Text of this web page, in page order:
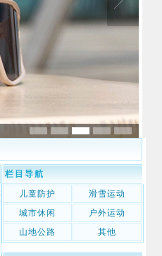
栏目导航
儿童防护
滑雪运动
城市休闲
户外运动
山地公路
其他